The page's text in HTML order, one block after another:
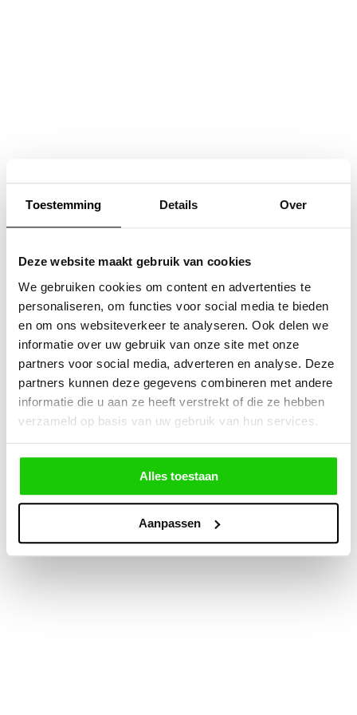
Toestemming Details Over
Deze website maakt gebruik van cookies
We gebruiken cookies om content en advertenties te
personaliseren, om functies voor social media te bieden
en om ons websiteverkeer te analyseren. Ook delen we
informatie over uw gebruik van onze site met onze
partners voor social media, adverteren en analyse. Deze
partners kunnen deze gegevens combineren met andere
informatie die u aan ze heeft verstrekt of die ze hebben
verzameld op basis van uw gebruik van hun services.
Alles toestaan
Aanpassen